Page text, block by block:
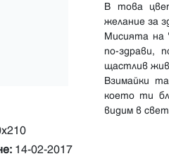
14-02-2017
В това
желание за
Мисията на
по-здрави,
щастлив
Взимайки
което ти